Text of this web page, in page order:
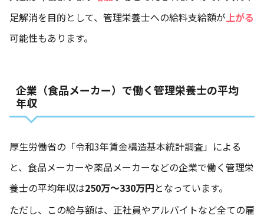
足解消を目的として、管理栄養士への給料支給額が上がる
可能性もあります。
企業（食品メーカー）で働く管理栄養士の平均
年収
厚生労働省の 「令和3年賃金構造基本統計調査」 による
と、食品メーカーや薬品メーカーなどの企業で働く管理栄
養士の平均年収は250万〜330万円となっています。
ただし、この給与額は、正社員やアルバイトなど全ての雇